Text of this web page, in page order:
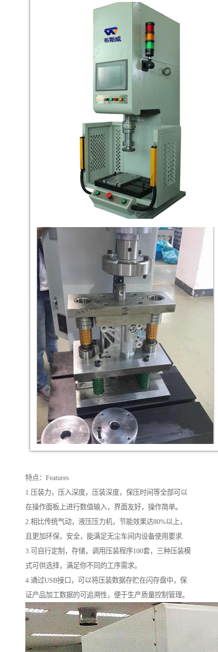
特点：Features
1.压装力，压入深度，压装深度，保压时间等全部可以
在操作面板上进行数值输入，界面友好，操作简单。
2.相比传统气动，液压压力机，节能效果达80%以上，
且更加环保，安全，能满足无尘车间内设备使用要求.
3.可自行定制，存储，调用压装程序100套，三种压装模
式可供选择，满足你不同的工序需求。
4.通过USB接口，可以将压装数据存贮在闪存盘中，保
证产品加工数据的可追溯性，便于生产质量控制管理。